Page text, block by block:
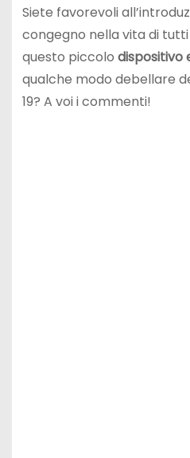
Siete favorevoli
congegno nella vita di
questo piccolo dispositivo
qualche modo debellare
19? A voi i commenti!